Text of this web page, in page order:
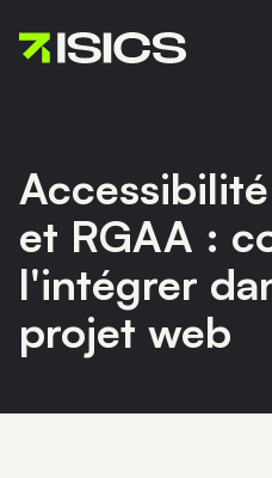
et RGAA :
l'intégrer
projet web